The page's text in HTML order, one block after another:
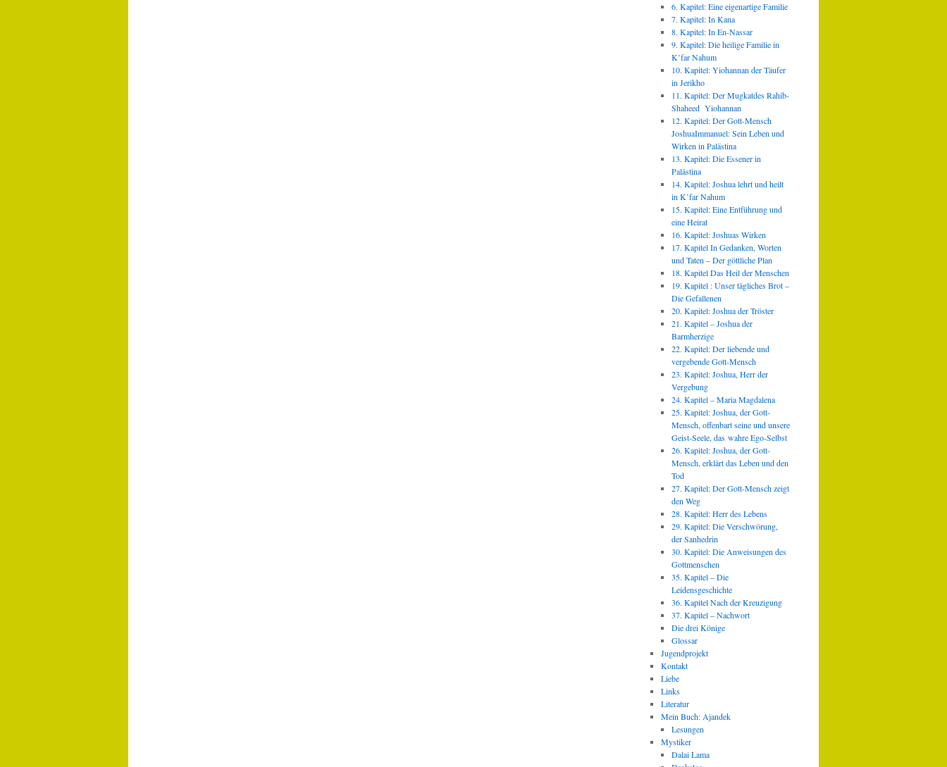
6. Kapitel: Eine eigenartige Familie
7. Kapitel: In Kana
8. Kapitel: In En-Nassar
9. Kapitel: Die heilige Familie in
K’far Nahum
10. Kapitel: Yiohannan der Täufer
in Jerikho
11. Kapitel: Der Mugkatdes Rahib-
Shaheed Yiohannan
12. Kapitel: Der Gott-Mensch
JoshuaImmanuel: Sein Leben und
Wirken in Palästina
13. Kapitel: Die Essener in
Palästina
14. Kapitel: Joshua lehrt und heilt
in K’far Nahum
15. Kapitel: Eine Entführung und
eine Heirat
16. Kapitel: Joshuas Wirken
17. Kapitel In Gedanken, Worten
und Taten – Der göttliche Plan
18. Kapitel Das Heil der Menschen
19. Kapitel : Unser tägliches Brot –
Die Gefallenen
20. Kapitel: Joshua der Tröster
21. Kapitel – Joshua der
Barmherzige
22. Kapitel: Der liebende und
vergebende Gott-Mensch
23. Kapitel: Joshua, Herr der
Vergebung
24. Kapitel – Maria Magdalena
25. Kapitel: Joshua, der Gott-
Mensch, offenbart seine und unsere
Geist-Seele, das wahre Ego-Selbst
26. Kapitel: Joshua, der Gott-
Mensch, erklärt das Leben und den
Tod
27. Kapitel: Der Gott-Mensch zeigt
den Weg
28. Kapitel: Herr des Lebens
29. Kapitel: Die Verschwörung,
der Sanhedrin
30. Kapitel: Die Anweisungen des
Gottmenschen
35. Kapitel – Die
Leidensgeschichte
36. Kapitel Nach der Kreuzigung
37. Kapitel – Nachwort
Die drei Könige
Glossar
Jugendprojekt
Kontakt
Liebe
Links
Literatur
Mein Buch: Ajandek
Lesungen
Mystiker
Dalai Lama